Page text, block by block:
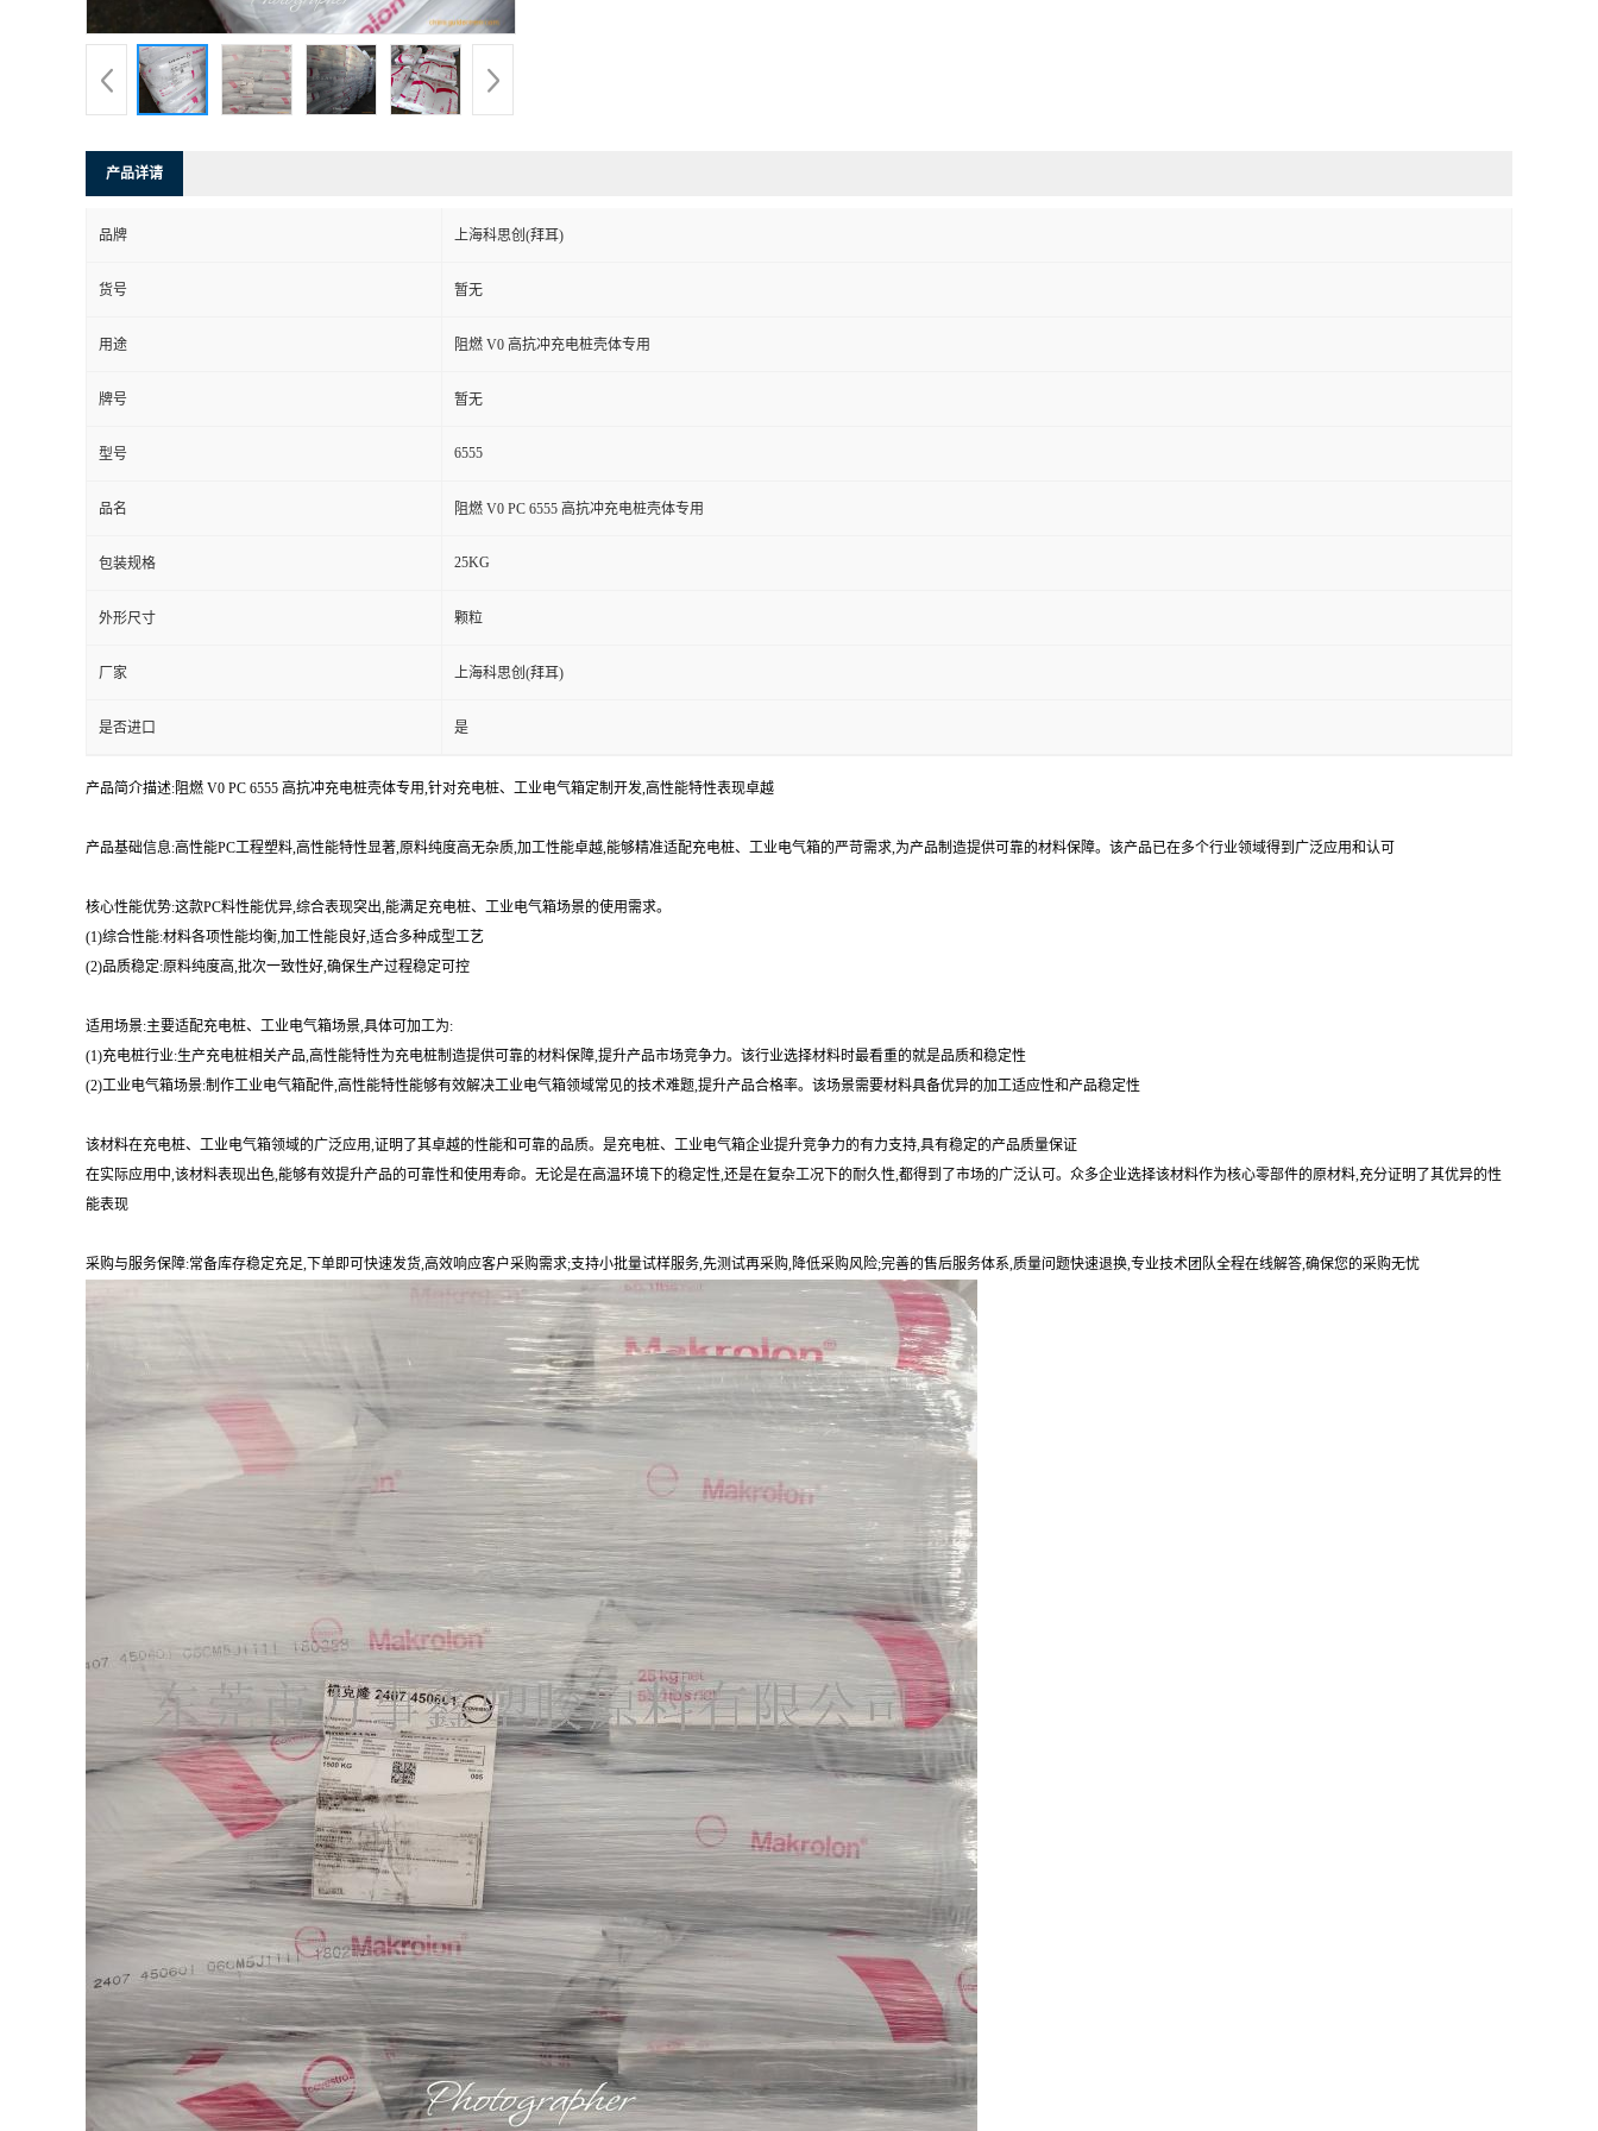
产品详请
品牌 上海科思创(拜耳)
货号 暂无
用途 阻燃 V0 高抗冲充电桩壳体专用
牌号 暂无
型号 6555
品名 阻燃 V0 PC 6555 高抗冲充电桩壳体专用
包装规格 25KG
外形尺寸 颗粒
厂家 上海科思创(拜耳)
是否进口 是
产品简介描述:阻燃 V0 PC 6555 高抗冲充电桩壳体专用,针对充电桩、工业电气箱定制开发,高性能特性表现卓越
产品基础信息:高性能PC工程塑料,高性能特性显著,原料纯度高无杂质,加工性能卓越,能够精准适配充电桩、工业电气箱的严苛需求,为产品制造提供可靠的材料保障。该产品已在多个行业领域得到广泛应用和认可
核心性能优势:这款PC料性能优异,综合表现突出,能满足充电桩、工业电气箱场景的使用需求。
(1)综合性能:材料各项性能均衡,加工性能良好,适合多种成型工艺
(2)品质稳定:原料纯度高,批次一致性好,确保生产过程稳定可控
适用场景:主要适配充电桩、工业电气箱场景,具体可加工为:
(1)充电桩行业:生产充电桩相关产品,高性能特性为充电桩制造提供可靠的材料保障,提升产品市场竞争力。该行业选择材料时最看重的就是品质和稳定性
(2)工业电气箱场景:制作工业电气箱配件,高性能特性能够有效解决工业电气箱领域常见的技术难题,提升产品合格率。该场景需要材料具备优异的加工适应性和产品稳定性
该材料在充电桩、工业电气箱领域的广泛应用,证明了其卓越的性能和可靠的品质。是充电桩、工业电气箱企业提升竞争力的有力支持,具有稳定的产品质量保证
在实际应用中,该材料表现出色,能够有效提升产品的可靠性和使用寿命。无论是在高温环境下的稳定性,还是在复杂工况下的耐久性,都得到了市场的广泛认可。众多企业选择该材料作为核心零部件的原材料,充分证明了其优异的性
能表现
采购与服务保障:常备库存稳定充足,下单即可快速发货,高效响应客户采购需求;支持小批量试样服务,先测试再采购,降低采购风险;完善的售后服务体系,质量问题快速退换,专业技术团队全程在线解答,确保您的采购无忧